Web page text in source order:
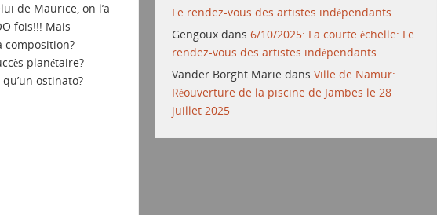
de Maurice, on l’a
fois!!! Mais
composition?
planétaire?
ostinato?
Le rendez-vous des artistes indépendants
Gengoux dans6/10/2025: La courte échelle: Le
rendez-vous des artistes indépendants
Vander Borght Marie dansVille de Namur:
Réouverture de la piscine de Jambes le 28
juillet 2025